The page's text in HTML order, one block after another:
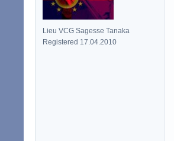
Lieu VCG Sagesse Tanaka
Registered 17.04.2010